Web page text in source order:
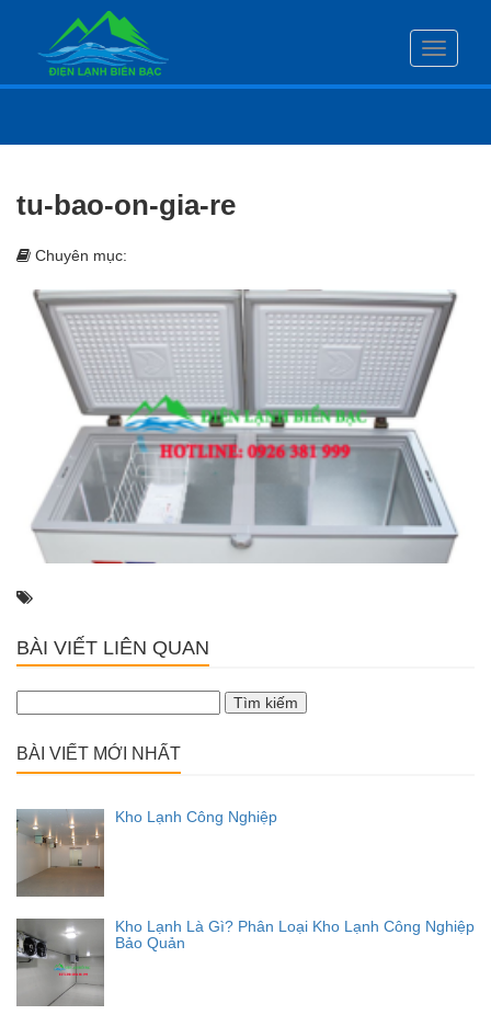
Toggle
tu-bao-on-gia-re
Chuyên mục:
BÀI VIẾT LIÊN QUAN
kiếm
BÀI VIẾT MỚI NHẤT
Kho Lạnh Công Nghiệp
Kho Lạnh Là Gì? Phân Loại Kho Lạnh Công Nghiệp
Bảo Quản